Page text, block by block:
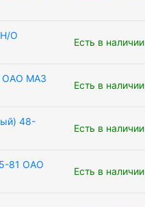
Н/О
Есть в наличии
ОАО МАЗ
Есть в наличии
48-
Есть в наличии
81 ОАО
Есть в наличии